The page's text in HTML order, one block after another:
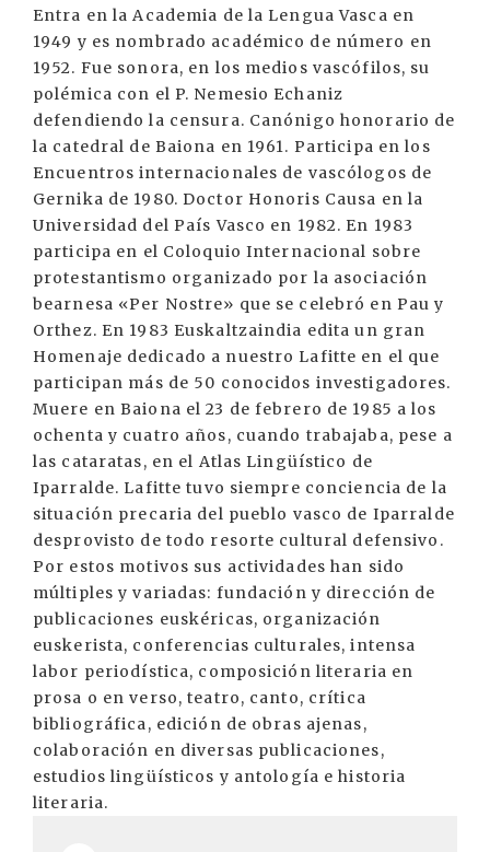
Entra en la Academia de la Lengua Vasca en
1949 y es nombrado académico de número en
1952. Fue sonora, en los medios vascófilos, su
polémica con el P. Nemesio Echaniz
defendiendo la censura. Canónigo honorario de
la catedral de Baiona en 1961. Participa en los
Encuentros internacionales de vascólogos de
Gernika de 1980. Doctor Honoris Causa en la
Universidad del País Vasco en 1982. En 1983
participa en el Coloquio Internacional sobre
protestantismo organizado por la asociación
bearnesa «Per Nostre» que se celebró en Pau y
Orthez. En 1983 Euskaltzaindia edita un gran
Homenaje dedicado a nuestro Lafitte en el que
participan más de 50 conocidos investigadores.
Muere en Baiona el 23 de febrero de 1985 a los
ochenta y cuatro años, cuando trabajaba, pese a
las cataratas, en el Atlas Lingüístico de
Iparralde. Lafitte tuvo siempre conciencia de la
situación precaria del pueblo vasco de Iparralde
desprovisto de todo resorte cultural defensivo.
Por estos motivos sus actividades han sido
múltiples y variadas: fundación y dirección de
publicaciones euskéricas, organización
euskerista, conferencias culturales, intensa
labor periodística, composición literaria en
prosa o en verso, teatro, canto, crítica
bibliográfica, edición de obras ajenas,
colaboración en diversas publicaciones,
estudios lingüísticos y antología e historia
literaria.